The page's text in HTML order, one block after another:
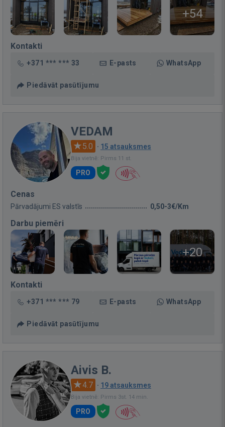
+54
Kontakti
+371 *** *** 33 E-pasts WhatsApp
Piedāvāt pasūtījumu
VEDAM
5.0 · 15 atsauksmes
Bija vietnē: Pirms 11 st.
PRO
Cenas
Pārvadājumi ES valstīs 0,50-3€/Km
Darbu piemēri
+20
Kontakti
+371 *** *** 79 E-pasts WhatsApp
Piedāvāt pasūtījumu
Aivis B.
4.7 · 19 atsauksmes
Bija vietnē: Pirms 3st. 14 min.
PRO